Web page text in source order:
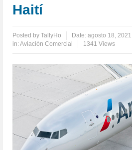
Haití
Posted byTallyHo Date:agosto 18, 2021
in:Aviación Comercial 1341 Views